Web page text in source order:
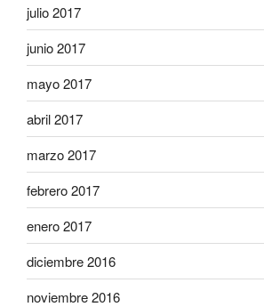
julio 2017
junio 2017
mayo 2017
abril 2017
marzo 2017
febrero 2017
enero 2017
diciembre 2016
noviembre 2016